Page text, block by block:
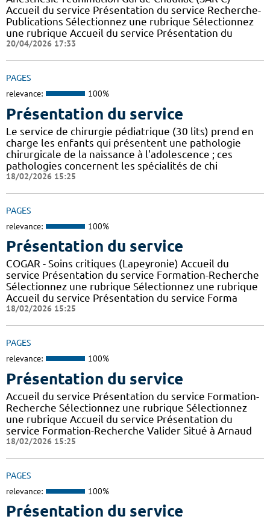
Accueil du service Présentation du service Recherche-
Publications Sélectionnez une rubrique Sélectionnez
une rubrique Accueil du service Présentation du
20/04/2026 17:33
PAGES
relevance: 100%
Présentation du service
Le service de chirurgie pédiatrique (30 lits) prend en
charge les enfants qui présentent une pathologie
chirurgicale de la naissance à l'adolescence ; ces
pathologies concernent les spécialités de chi
18/02/2026 15:25
PAGES
relevance: 100%
Présentation du service
COGAR - Soins critiques (Lapeyronie) Accueil du
service Présentation du service Formation-Recherche
Sélectionnez une rubrique Sélectionnez une rubrique
Accueil du service Présentation du service Forma
18/02/2026 15:25
PAGES
relevance: 100%
Présentation du service
Accueil du service Présentation du service Formation-
Recherche Sélectionnez une rubrique Sélectionnez
une rubrique Accueil du service Présentation du
service Formation-Recherche Valider Situé à Arnaud
18/02/2026 15:25
PAGES
relevance: 100%
Présentation du service